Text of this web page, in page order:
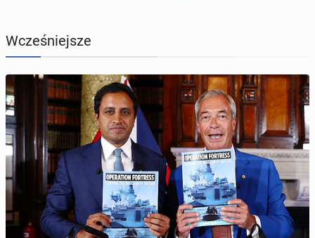
zwrotu zasiłku
Wcześniejsze